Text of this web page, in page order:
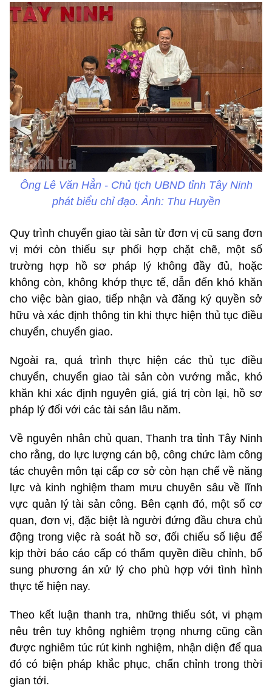
Ông Lê Văn Hẳn - Chủ tịch UBND tỉnh Tây Ninh
phát biểu chỉ đạo. Ảnh: Thu Huyền
Quy trình chuyển giao tài sản từ đơn vị cũ sang đơn
vị mới còn thiếu sự phối hợp chặt chẽ, một số
trường hợp hồ sơ pháp lý không đầy đủ, hoặc
không còn, không khớp thực tế, dẫn đến khó khăn
cho việc bàn giao, tiếp nhận và đăng ký quyền sở
hữu và xác định thông tin khi thực hiện thủ tục điều
chuyển, chuyển giao.
Ngoài ra, quá trình thực hiện các thủ tục điều
chuyển, chuyển giao tài sản còn vướng mắc, khó
khăn khi xác định nguyên giá, giá trị còn lại, hồ sơ
pháp lý đối với các tài sản lâu năm.
Về nguyên nhân chủ quan, Thanh tra tỉnh Tây Ninh
cho rằng, do lực lượng cán bộ, công chức làm công
tác chuyên môn tại cấp cơ sở còn hạn chế về năng
lực và kinh nghiệm tham mưu chuyên sâu về lĩnh
vực quản lý tài sản công. Bên cạnh đó, một số cơ
quan, đơn vị, đặc biệt là người đứng đầu chưa chủ
động trong việc rà soát hồ sơ, đối chiếu số liệu để
kịp thời báo cáo cấp có thẩm quyền điều chỉnh, bổ
sung phương án xử lý cho phù hợp với tình hình
thực tế hiện nay.
Theo kết luận thanh tra, những thiếu sót, vi phạm
nêu trên tuy không nghiêm trọng nhưng cũng cần
được nghiêm túc rút kinh nghiệm, nhận diện để qua
đó có biện pháp khắc phục, chấn chỉnh trong thời
gian tới.